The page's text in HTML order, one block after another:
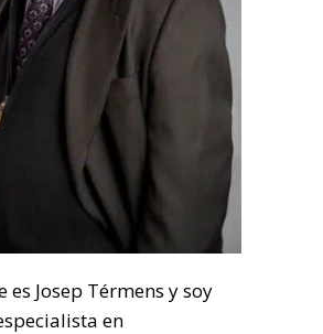
es Josep Térmens y soy
en